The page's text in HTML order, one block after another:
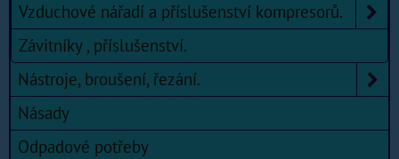
Vzduchové nářadí a příslušenství kompresorů.
Závitníky , příslušenství.
Nástroje, broušení, řezání.
Násady
Odpadové potřeby